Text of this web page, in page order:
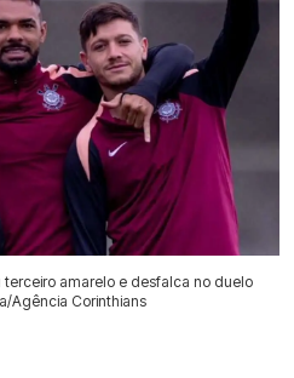
amarelo e desfalca no duelo
Agência Corinthians